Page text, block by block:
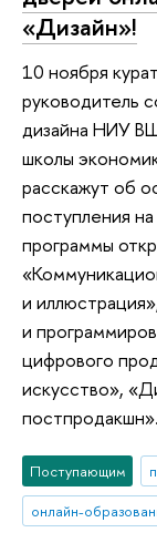
«Дизайн»!
10 ноября
руководитель
дизайна НИУ
школы
расскажут об
поступления
программы
и
и
цифрового
искусство»,
Поступающим
онлайн-